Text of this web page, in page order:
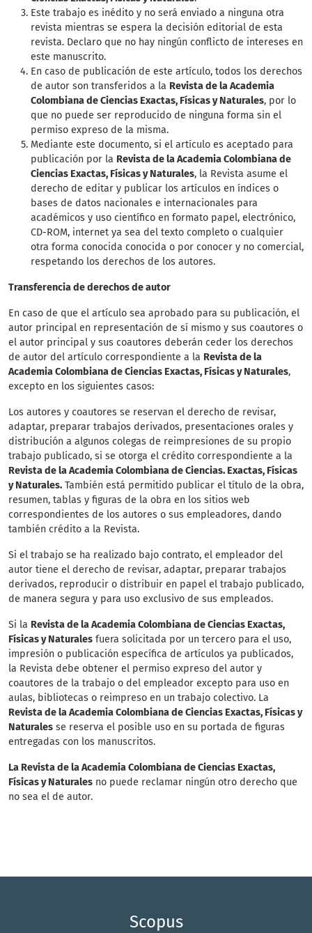
Este trabajo es inédito y no será enviado a ninguna otra
revista mientras se espera la decisión editorial de esta
revista. Declaro que no hay ningún conflicto de intereses en
este manuscrito.
En caso de publicación de este artículo, todos los derechos
de autor son transferidos a la Revista de la Academia
Colombiana de Ciencias Exactas, Físicas y Naturales, por lo
que no puede ser reproducido de ninguna forma sin el
permiso expreso de la misma.
Mediante este documento, si el artículo es aceptado para
publicación por la Revista de la Academia Colombiana de
Ciencias Exactas, Físicas y Naturales, la Revista asume el
derecho de editar y publicar los artículos en índices o
bases de datos nacionales e internacionales para
académicos y uso científico en formato papel, electrónico,
CD-ROM, internet ya sea del texto completo o cualquier
otra forma conocida conocida o por conocer y no comercial,
respetando los derechos de los autores.
Transferencia de derechos de autor
En caso de que el artículo sea aprobado para su publicación, el
autor principal en representación de sí mismo y sus coautores o
el autor principal y sus coautores deberán ceder los derechos
de autor del artículo correspondiente a la Revista de la
Academia Colombiana de Ciencias Exactas, Físicas y Naturales,
excepto en los siguientes casos:
Los autores y coautores se reservan el derecho de revisar,
adaptar, preparar trabajos derivados, presentaciones orales y
distribución a algunos colegas de reimpresiones de su propio
trabajo publicado, si se otorga el crédito correspondiente a la
Revista de la Academia Colombiana de Ciencias. Exactas, Físicas
y Naturales. También está permitido publicar el título de la obra,
resumen, tablas y figuras de la obra en los sitios web
correspondientes de los autores o sus empleadores, dando
también crédito a la Revista.
Si el trabajo se ha realizado bajo contrato, el empleador del
autor tiene el derecho de revisar, adaptar, preparar trabajos
derivados, reproducir o distribuir en papel el trabajo publicado,
de manera segura y para uso exclusivo de sus empleados.
Si la Revista de la Academia Colombiana de Ciencias Exactas,
Físicas y Naturales fuera solicitada por un tercero para el uso,
impresión o publicación específica de artículos ya publicados,
la Revista debe obtener el permiso expreso del autor y
coautores de la trabajo o del empleador excepto para uso en
aulas, bibliotecas o reimpreso en un trabajo colectivo. La
Revista de la Academia Colombiana de Ciencias Exactas, Físicas y
Naturales se reserva el posible uso en su portada de figuras
entregadas con los manuscritos.
La Revista de la Academia Colombiana de Ciencias Exactas,
Físicas y Naturales no puede reclamar ningún otro derecho que
no sea el de autor.
Scopus